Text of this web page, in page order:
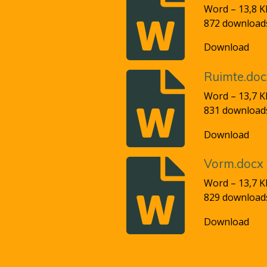
Word – 13,8
872
Download
Word – 13,7
831
Download
Vorm.docx
Word – 13,7
829
Download